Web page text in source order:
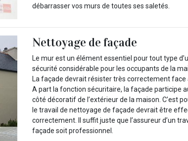
débarrasser vos murs de toutes ses saletés.
Nettoyage de façade
Le mur est un élément essentiel pour tout type
sécurité considérable pour les occupants de la
La façade devrait résister très correctement face
A part la fonction sécuritaire, la façade participe
côté décoratif de l’extérieur de la maison. C’est
le travail de nettoyage de façade devrait être
correctement. Il suffit juste que l’assureur d’un
façade soit professionnel.